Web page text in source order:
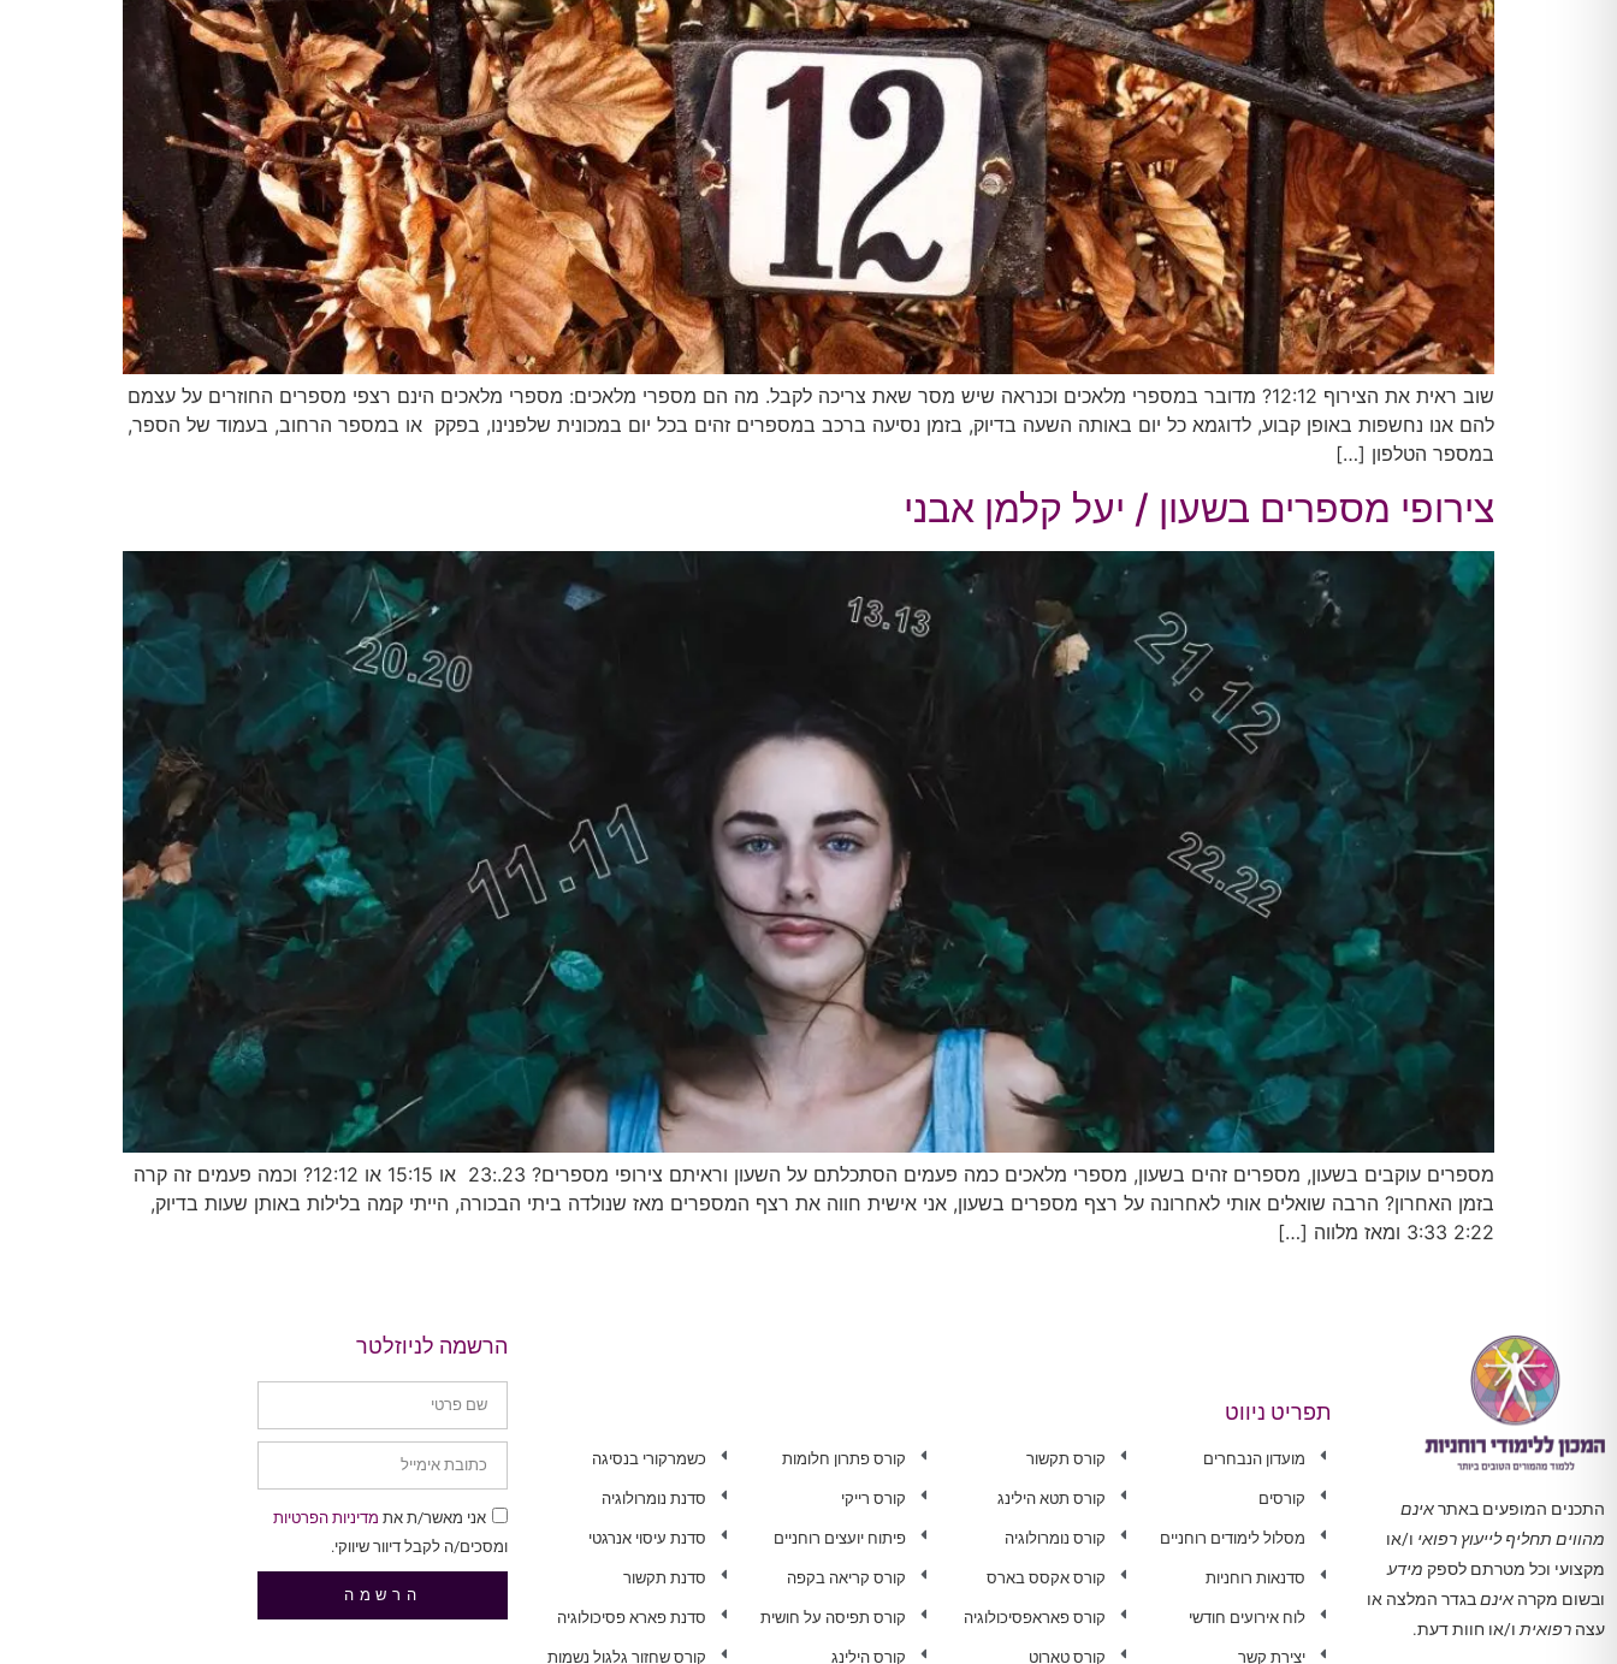
שוב ראית את הצירוף 12:12? מדובר במספרי מלאכים וכנראה שיש מסר שאת צריכה לקבל. מה הם מספרי מלאכים: מספרי מלאכים הינם רצפי מספרים החוזרים על עצמם
להם אנו נחשפות באופן קבוע, לדוגמא כל יום באותה השעה בדיוק, בזמן נסיעה ברכב במספרים זהים בכל יום במכונית שלפנינו, בפקק או במספר הרחוב, בעמוד של הספר,
במספר הטלפון […]
צירופי מספרים בשעון / יעל קלמן אבני
מספרים עוקבים בשעון, מספרים זהים בשעון, מספרי מלאכים כמה פעמים הסתכלתם על השעון וראיתם צירופי מספרים? 23.:23 או 15:15 או 12:12? וכמה פעמים זה קרה
בזמן האחרון? הרבה שואלים אותי לאחרונה על רצף מספרים בשעון, אני אישית חווה את רצף המספרים מאז שנולדה ביתי הבכורה, הייתי קמה בלילות באותן שעות בדיוק,
2:22 3:33 ומאז מלווה […]
התכנים המופעים באתראינם
מהווים תחליף לייעוץ רפואי ו/או
מקצועי וכל מטרתם לספק מידע
ובשום מקרה אינםבגדר המלצה או
עצה רפואיתו/או חוות דעת.
תפריט ניווט
מועדון הנבחרים
קורסים
מסלול לימודים רוחניים
סדנאות רוחניות
לוח אירועים חודשי
יצירת קשר
קורס תקשור
קורס תטא הילינג
קורס נומרולוגיה
קורס אקסס בארס
קורס פאראפסיכולוגיה
קורס טארוט
קורס פתרון חלומות
קורס רייקי
פיתוח יועצים רוחניים
קורס קריאה בקפה
קורס תפיסה על חושית
קורס הילינג
כשמרקורי בנסיגה
סדנת נומרולוגיה
סדנת עיסוי אנרגטי
סדנת תקשור
סדנת פארא פסיכולוגיה
קורס שחזור גלגול נשמות
הרשמה לניוזלטר
אני מאשר/ת את מדיניות הפרטיות
ומסכים/ה לקבל דיוור שיווקי.
הרשמה